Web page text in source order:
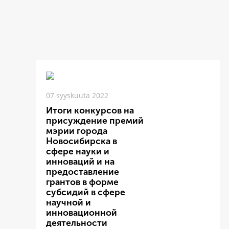
07 syyskuuta 2022
Итоги конкурсов на
присуждение премий
мэрии города
Новосибирска в
сфере науки и
инноваций и на
предоставление
грантов в форме
субсидий в сфере
научной и
инновационной
деятельности